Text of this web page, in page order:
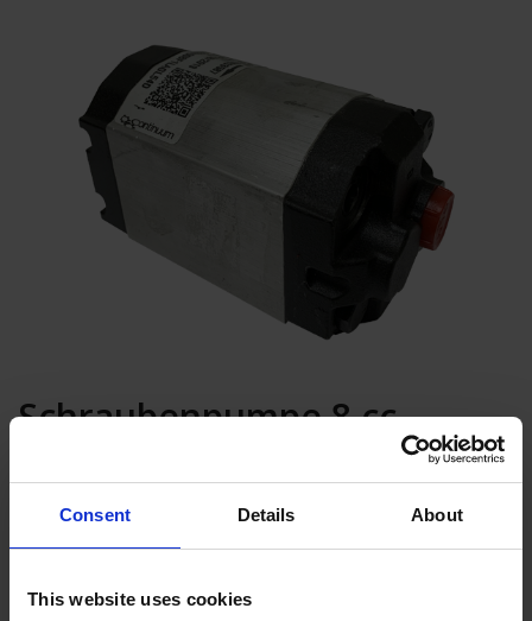
Consent Details About
This website uses cookies
Schraubenpumpe 8 cc
In den Warenkorb